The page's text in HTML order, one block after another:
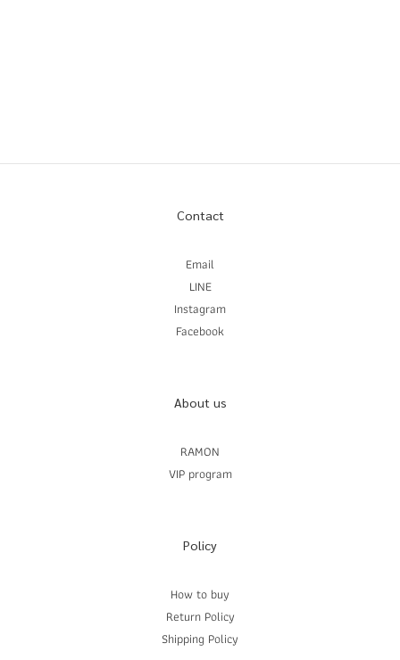
Contact
Email
LINE
Instagram
Facebook
About us
RAMON
VIP program
Policy
How to buy
Return Policy
Shipping Policy